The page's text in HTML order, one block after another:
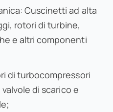
Cuscinetti ad alta
rotori di turbine,
e altri componenti
di turbocompressori
di scarico e